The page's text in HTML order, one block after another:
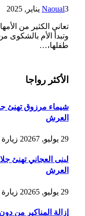
Naoual3 يناير, 2025
تعاني الكثير من
وتبدأ الأم
طفلها،…
الأكثر رواجا
العرش
29 يوليو, 2026 7 زيارة
العرش
29 يوليو, 2026 5 زيارة
إزالة المناكير من